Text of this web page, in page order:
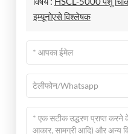
इम्यूनोएसे विश्लेषक